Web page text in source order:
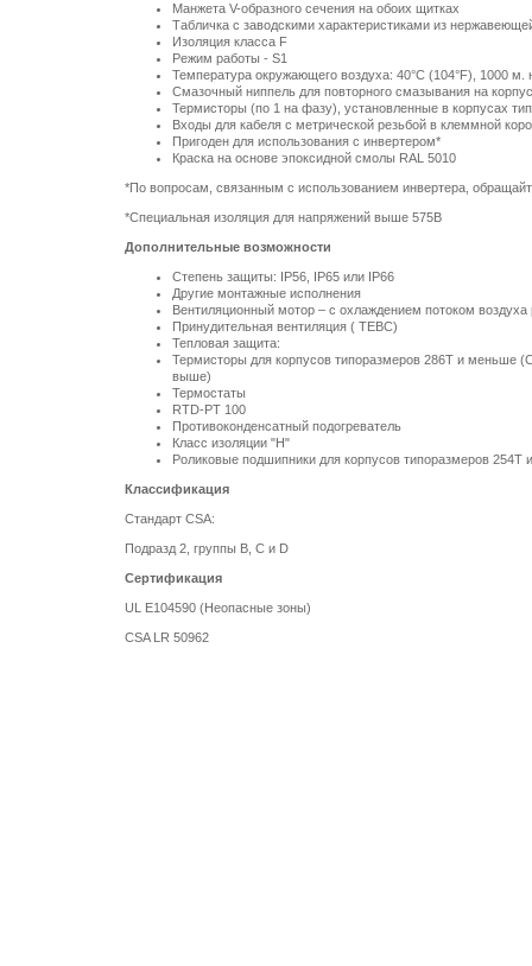
Манжета V-образного сечения на обоих щитках
Табличка с заводскими характеристиками из
Изоляция класса F
Режим работы - S1
Температура окружающего воздуха: 40°C (104°F), 1000 м
Смазочный ниппель для повторного смазывания на
Термисторы (по 1 на фазу), установленные в корпусах
Входы для кабеля с метрической резьбой в клеммной
Пригоден для использования с инвертером*
Краска на основе эпоксидной смолы RAL 5010
*По вопросам, связанным с использованием инвертера,
*Специальная изоляция для напряжений выше 575В
Дополнительные возможности
Степень защиты: IP56, IP65 или IP66
Другие монтажные исполнения
Вентиляционный мотор – с охлаждением потоком
Принудительная вентиляция ( TEBC)
Тепловая защита:
Термисторы для корпусов типоразмеров 286Т и меньше
выше)
Термостаты
RTD-PT 100
Противоконденсатный подогреватель
Класс изоляции "Н"
Роликовые подшипники для корпусов типоразмеров 254Т
Классификация
Стандарт CSA:
Подразд 2, группы B, C и D
Сертификация
UL E104590 (Неопасные зоны)
CSA LR 50962